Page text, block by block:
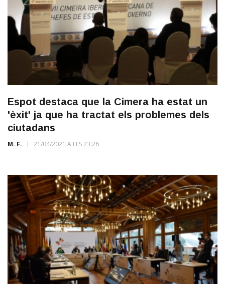
Espot destaca que la Cimera ha estat un
'èxit' ja que ha tractat els problemes dels
ciutadans
M. F. 21/04/2021 A LES 23:26